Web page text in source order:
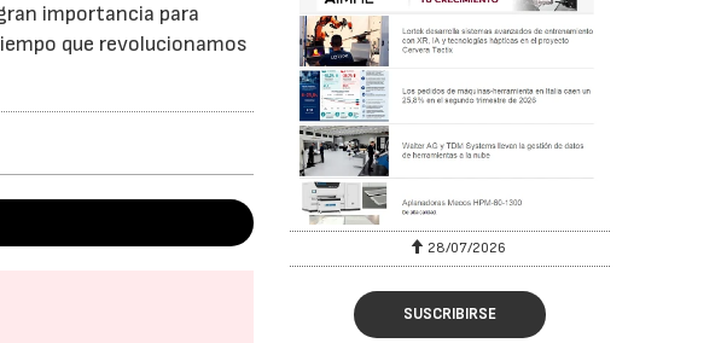
importancia para
que revolucionamos
30/07/2026 28/07/2026
SUSCRIBIRSE